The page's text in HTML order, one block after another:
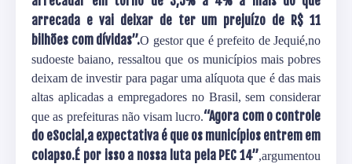
arrecada e vai deixar de ter um prejuízo de R$ 11
bilhões com dívidas”.O gestor que é prefeito de Jequié,no
sudoeste baiano, ressaltou que os municípios mais pobres
deixam de investir para pagar uma alíquota que é das mais
altas aplicadas a empregadores no Brasil, sem considerar
que as prefeituras não visam lucro.“Agora com o controle
do eSocial,a expectativa é que os municípios entrem em
colapso.É por isso a nossa luta pela PEC 14”,argumentou